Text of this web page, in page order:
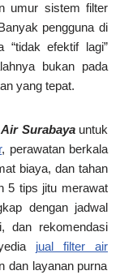
umur sistem filter
pengguna di
“tidak efektif lagi”
bukan pada
yang tepat.
Surabayauntuk
, perawatan berkala
biaya, dan tahan
5 tips jitu merawat
dengan jadwal
dan rekomendasi
jual filter air
dan layanan purna